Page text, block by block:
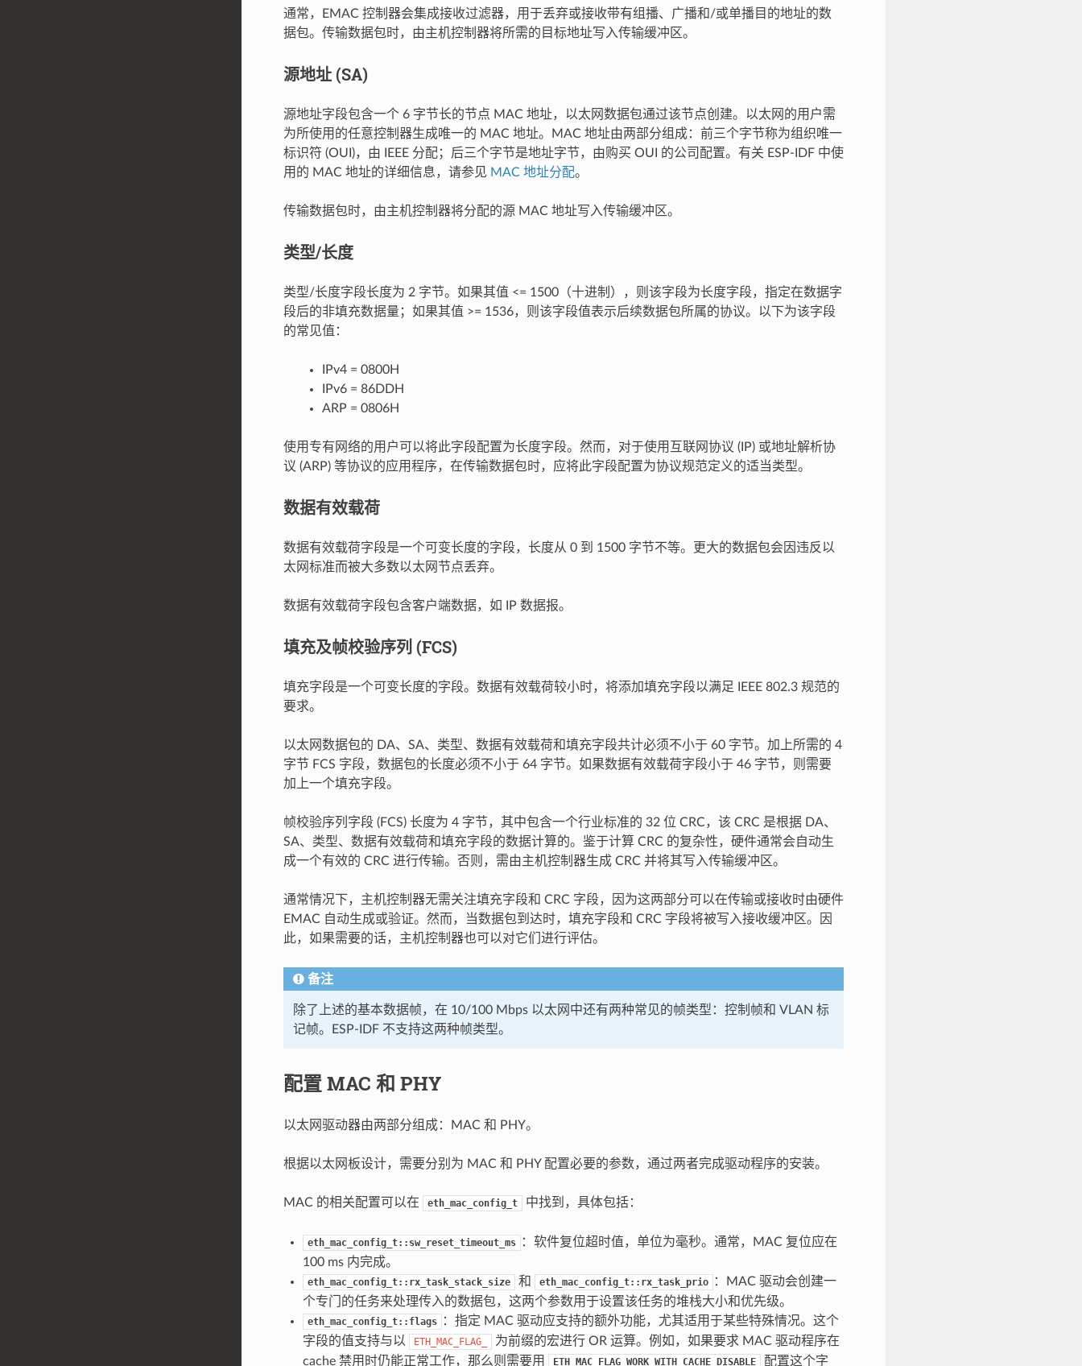
通常，EMAC 控制器会集成接收过滤器，用于丢弃或接收带有组播、广播和/或单播目的地址的数
据包。传输数据包时，由主机控制器将所需的目标地址写入传输缓冲区。
源地址 (SA)
源地址字段包含一个 6 字节长的节点 MAC 地址，以太网数据包通过该节点创建。以太网的用户需
为所使用的任意控制器生成唯一的 MAC 地址。MAC 地址由两部分组成：前三个字节称为组织唯一
标识符 (OUI)，由 IEEE 分配；后三个字节是地址字节，由购买 OUI 的公司配置。有关 ESP-IDF 中使
用的 MAC 地址的详细信息，请参见 MAC 地址分配。
传输数据包时，由主机控制器将分配的源 MAC 地址写入传输缓冲区。
类型/长度
类型/长度字段长度为 2 字节。如果其值 <= 1500（十进制），则该字段为长度字段，指定在数据字
段后的非填充数据量；如果其值 >= 1536，则该字段值表示后续数据包所属的协议。以下为该字段
的常见值：
IPv4 = 0800H
IPv6 = 86DDH
ARP = 0806H
使用专有网络的用户可以将此字段配置为长度字段。然而，对于使用互联网协议 (IP) 或地址解析协
议 (ARP) 等协议的应用程序，在传输数据包时，应将此字段配置为协议规范定义的适当类型。
数据有效载荷
数据有效载荷字段是一个可变长度的字段，长度从 0 到 1500 字节不等。更大的数据包会因违反以
太网标准而被大多数以太网节点丢弃。
数据有效载荷字段包含客户端数据，如 IP 数据报。
填充及帧校验序列 (FCS)
填充字段是一个可变长度的字段。数据有效载荷较小时，将添加填充字段以满足 IEEE 802.3 规范的
要求。
以太网数据包的 DA、SA、类型、数据有效载荷和填充字段共计必须不小于 60 字节。加上所需的 4
字节 FCS 字段，数据包的长度必须不小于 64 字节。如果数据有效载荷字段小于 46 字节，则需要
加上一个填充字段。
帧校验序列字段 (FCS) 长度为 4 字节，其中包含一个行业标准的 32 位 CRC，该 CRC 是根据 DA、
SA、类型、数据有效载荷和填充字段的数据计算的。鉴于计算 CRC 的复杂性，硬件通常会自动生
成一个有效的 CRC 进行传输。否则，需由主机控制器生成 CRC 并将其写入传输缓冲区。
通常情况下，主机控制器无需关注填充字段和 CRC 字段，因为这两部分可以在传输或接收时由硬件
EMAC 自动生成或验证。然而，当数据包到达时，填充字段和 CRC 字段将被写入接收缓冲区。因
此，如果需要的话，主机控制器也可以对它们进行评估。
备注
除了上述的基本数据帧，在 10/100 Mbps 以太网中还有两种常见的帧类型：控制帧和 VLAN 标
记帧。ESP-IDF 不支持这两种帧类型。
配置 MAC 和 PHY
以太网驱动器由两部分组成：MAC 和 PHY。
根据以太网板设计，需要分别为 MAC 和 PHY 配置必要的参数，通过两者完成驱动程序的安装。
MAC 的相关配置可以在 eth_mac_config_t 中找到，具体包括：
eth_mac_config_t::sw_reset_timeout_ms
：软件复位超时值，单位为毫秒。通常，MAC 复位应在
100 ms 内完成。
eth_mac_config_t::rx_task_stack_size 和 eth_mac_config_t::rx_task_prio
：MAC 驱动会创建一
个专门的任务来处理传入的数据包，这两个参数用于设置该任务的堆栈大小和优先级。
eth_mac_config_t::flags
：指定 MAC 驱动应支持的额外功能，尤其适用于某些特殊情况。这个
字段的值支持与以
ETH_MAC_FLAG_
为前缀的宏进行 OR 运算。例如，如果要求 MAC 驱动程序在
cache 禁用时仍能正常工作，那么则需要用
ETH_MAC_FLAG_WORK_WITH_CACHE_DISABLE 配置这个字